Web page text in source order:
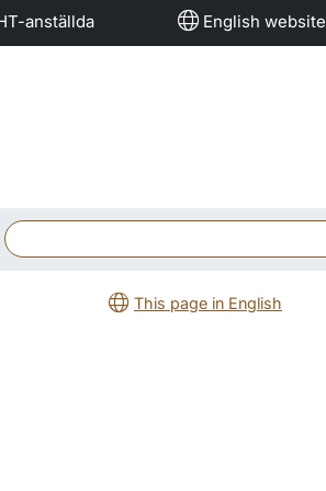
anställda English website
This page in English